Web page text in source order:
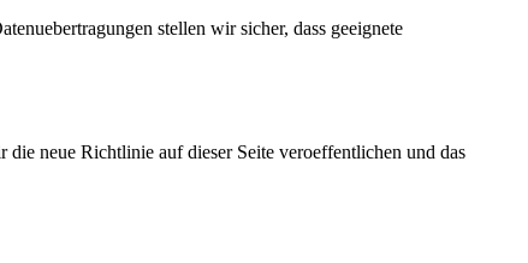
stellen wir sicher, dass geeignete
neue Richtlinie auf dieser Seite veroeffentlichen und das